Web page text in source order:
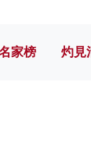
家榜 灼見